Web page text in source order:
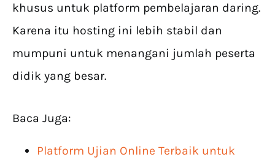
khusus untuk platform pembelajaran daring.
Karena itu hosting ini lebih stabil dan
mumpuni untuk menangani jumlah peserta
didik yang besar.
Baca Juga:
Platform Ujian Online Terbaik untuk